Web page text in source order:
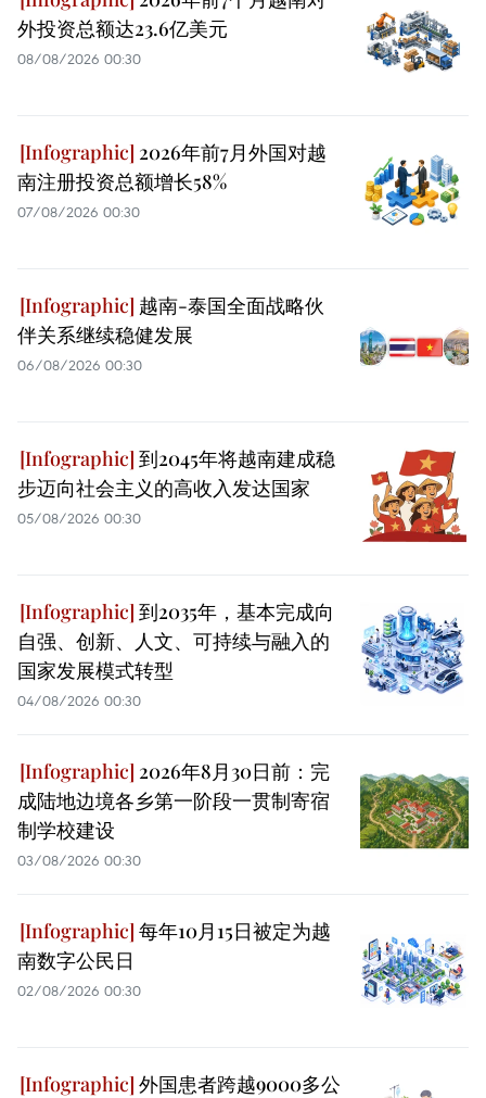
外投资总额达23.6亿美元
08/08/2026 00:30
2026年前7月外国对越
南注册投资总额增长58%
07/08/2026 00:30
越南-泰国全面战略伙
伴关系继续稳健发展
06/08/2026 00:30
到2045年将越南建成稳
步迈向社会主义的高收入发达国家
05/08/2026 00:30
到2035年，基本完成向
自强、创新、人文、可持续与融入的
国家发展模式转型
04/08/2026 00:30
2026年8月30日前：完
成陆地边境各乡第一阶段一贯制寄宿
制学校建设
03/08/2026 00:30
每年10月15日被定为越
南数字公民日
02/08/2026 00:30
外国患者跨越9000多公